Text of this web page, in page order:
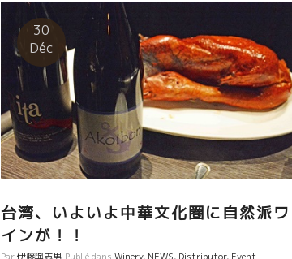
非、応援に行きましょう！！
30
Déc
台湾、いよいよ中華文化圏に自然派ワ
インが！！